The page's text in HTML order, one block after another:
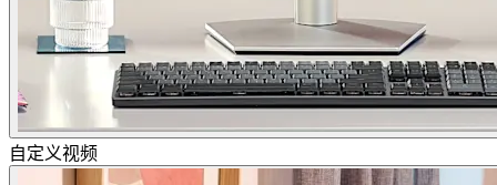
自定义视频